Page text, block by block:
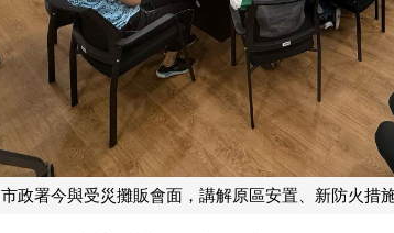
市政署今與受災攤販會面，講解原區安置、新防火措